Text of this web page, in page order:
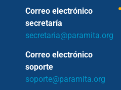
Correo electrónico
secretaría
secretaria@paramita.org
Correo electrónico
soporte
soporte@paramita.org